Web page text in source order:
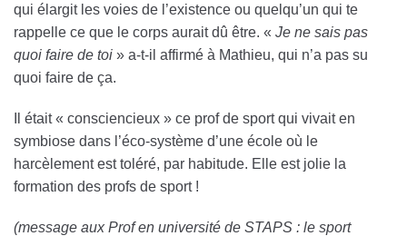
qui élargit les voies de l’existence ou quelqu’un qui te
rappelle ce que le corps aurait dû être. « Je ne sais pas
quoi faire de toi » a-t-il affirmé à Mathieu, qui n’a pas su
quoi faire de ça.
Il était « consciencieux » ce prof de sport qui vivait en
symbiose dans l’éco-système d’une école où le
harcèlement est toléré, par habitude. Elle est jolie la
formation des profs de sport !
(message aux Prof en université de STAPS : le sport